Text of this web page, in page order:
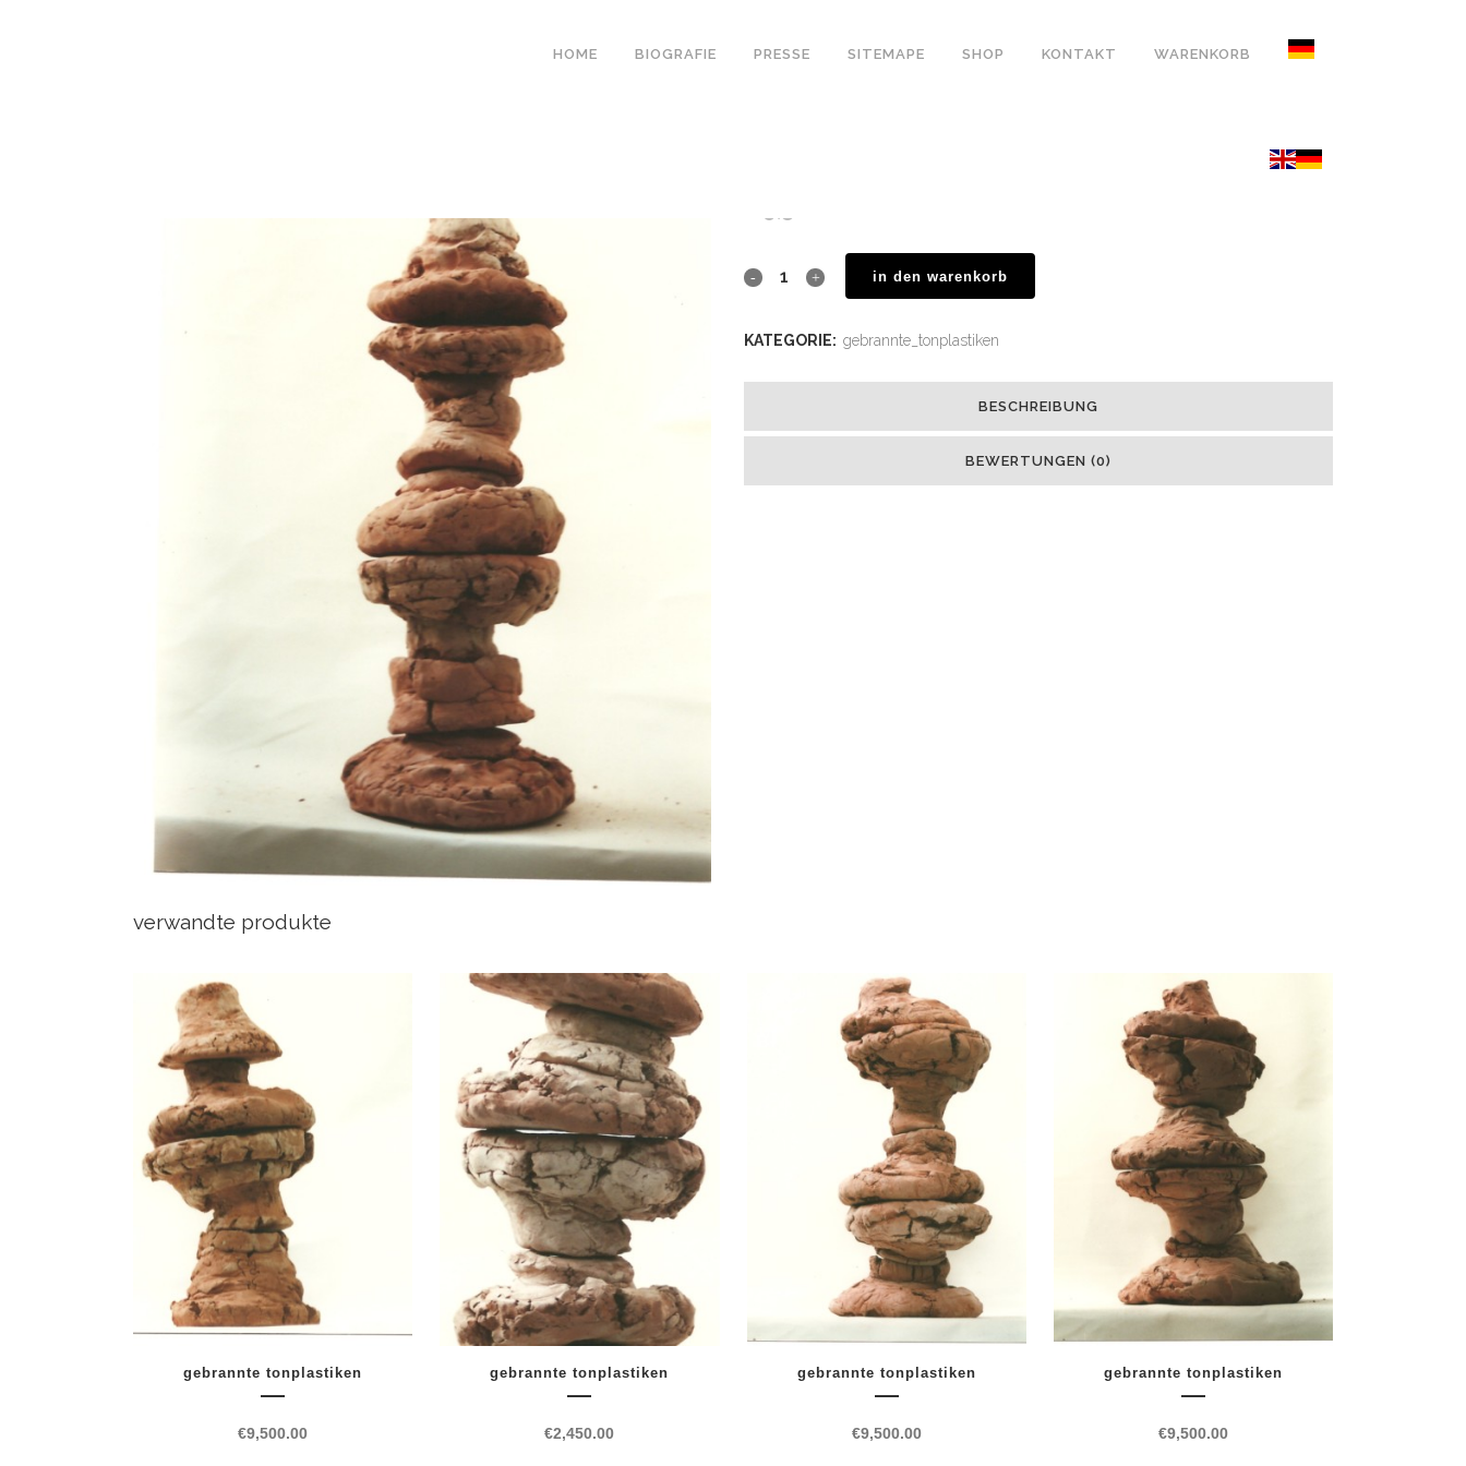
HOME BIOGRAFIE PRESSE SITEMAPE SHOP KONTAKT WARENKORB
in den warenkorb
KATEGORIE: gebrannte_tonplastiken
BESCHREIBUNG
BEWERTUNGEN (0)
verwandte produkte
gebrannte tonplastiken
€9,500.00
gebrannte tonplastiken
€2,450.00
gebrannte tonplastiken
€9,500.00
gebrannte tonplastiken
€9,500.00